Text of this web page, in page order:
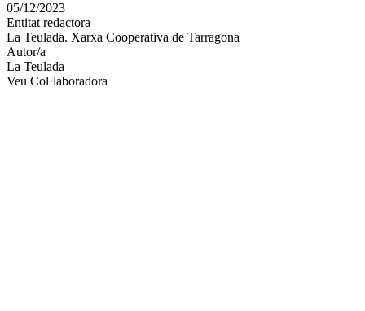
altres
xarxes
socials
05/12/2023
Entitat redactora
La Teulada. Xarxa Cooperativa de Tarragona
Autor/a
La Teulada
Veu Col·laboradora